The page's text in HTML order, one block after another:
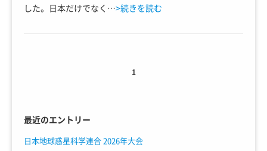
した。日本だけでなく…>続きを読む
1
最近のエントリー
日本地球惑星科学連合 2026年大会